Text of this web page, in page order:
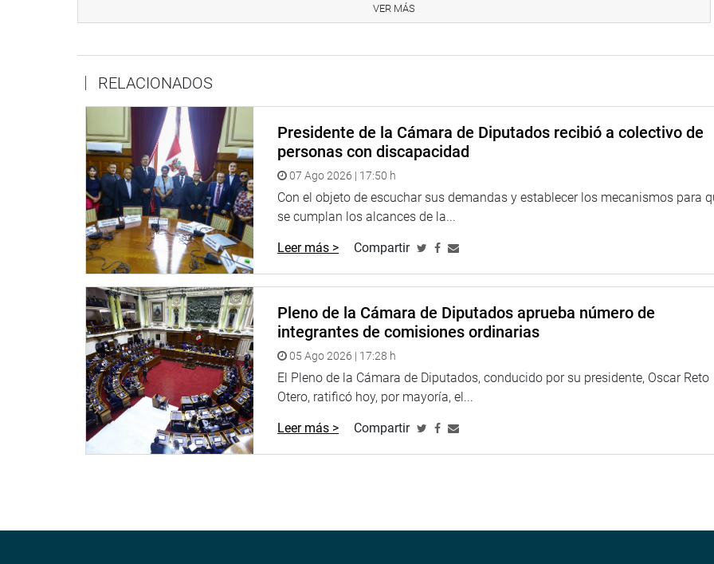
“Nuestro reconocimiento eterno a quienes sacrificaron sus vidas en defensa a la patria que con honor y mucha
valentía defendieron nuestro territorio. Que su ejemplo de valía y patriotismo se proyecte a la población en
general, y a las futuras generaciones de miembros de las Fuerzas Armadas”, manifestó.
Dijo mantener su compromiso en defensa de la democracia y sus instituciones tutelares, así como seguir
trabajando en los temas de fiscalización a todas las entidades del Estado. Resaltó el reconocimiento de la
ciudadanía a los veteranos de guerra que tanto han dado a nuestra patria.
Al término de la ceremonia, la legisladora entregó de diplomas de reconocimiento a todos los militares y policías
en situación de retiro que participaron en el evento, por su valía y patriotismo. Entre ellos estuvo el exguardia
republicano, José Enrique Castañeda.
OFICINA DE COMUNICACIONES E IMAGEN INSTITUCIONAL
VER MÁS
RELACIONADOS
Presidente de la Cámara de Diputados recibió a colectivo de
personas con discapacidad
07 Ago 2026 | 17:50 h
Con el objeto de escuchar sus demandas y establecer los mecanismos para
se cumplan los alcances de la...
Leer más > Compartir
Pleno de la Cámara de Diputados aprueba número de
integrantes de comisiones ordinarias
05 Ago 2026 | 17:28 h
El Pleno de la Cámara de Diputados, conducido por su presidente, Oscar Reto
Otero, ratificó hoy, por mayoría, el...
Leer más > Compartir